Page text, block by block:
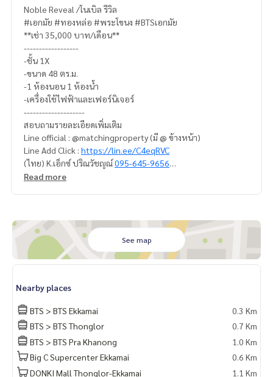
Noble Reveal /โนเบิล รีวิล
#เอกมัย #ทองหล่อ #พระโขนง #BTSเอกมัย
**เช่า 35,000 บาท/เดือน**
------------------
-ชั้น 1X
-ขนาด 48 ตร.ม.
-1 ห้องนอน 1 ห้องน้ำ
-เครื่องใช้ไฟฟ้าและเฟอร์นิเจอร์
--------------------
สอบถามรายละเอียดเพิ่มเติม
Line official : @matchingproperty (มี @ ข้างหน้า)
Line Add Click : https://lin.ee/C4eqRVC
(ไทย) K.เอ็กซ์ ปริณวัชญณ์095-645-9656
(Eng) K.Belle 098-6542399, Whatsapp
นท์ โรงแรม รีสอร์ท กับทีมงานอสังหาฯมืออาชีพ ที่ทำงานกันเป็นร
ะบบเครือข่าย และใช้เทคโนโลยีล่าสุดในการทำการตลาดเพื่อหาลู
กค้าได้อย่างรวดเร็ว
Read more
See map
Nearby places
BTS > BTS Ekkamai
0.3 Km
BTS > BTS Thonglor
0.7 Km
BTS > BTS Pra Khanong
1.0 Km
Big C Supercenter Ekkamai
0.6 Km
DONKI Mall Thonglor-Ekkamai
1.1 Km